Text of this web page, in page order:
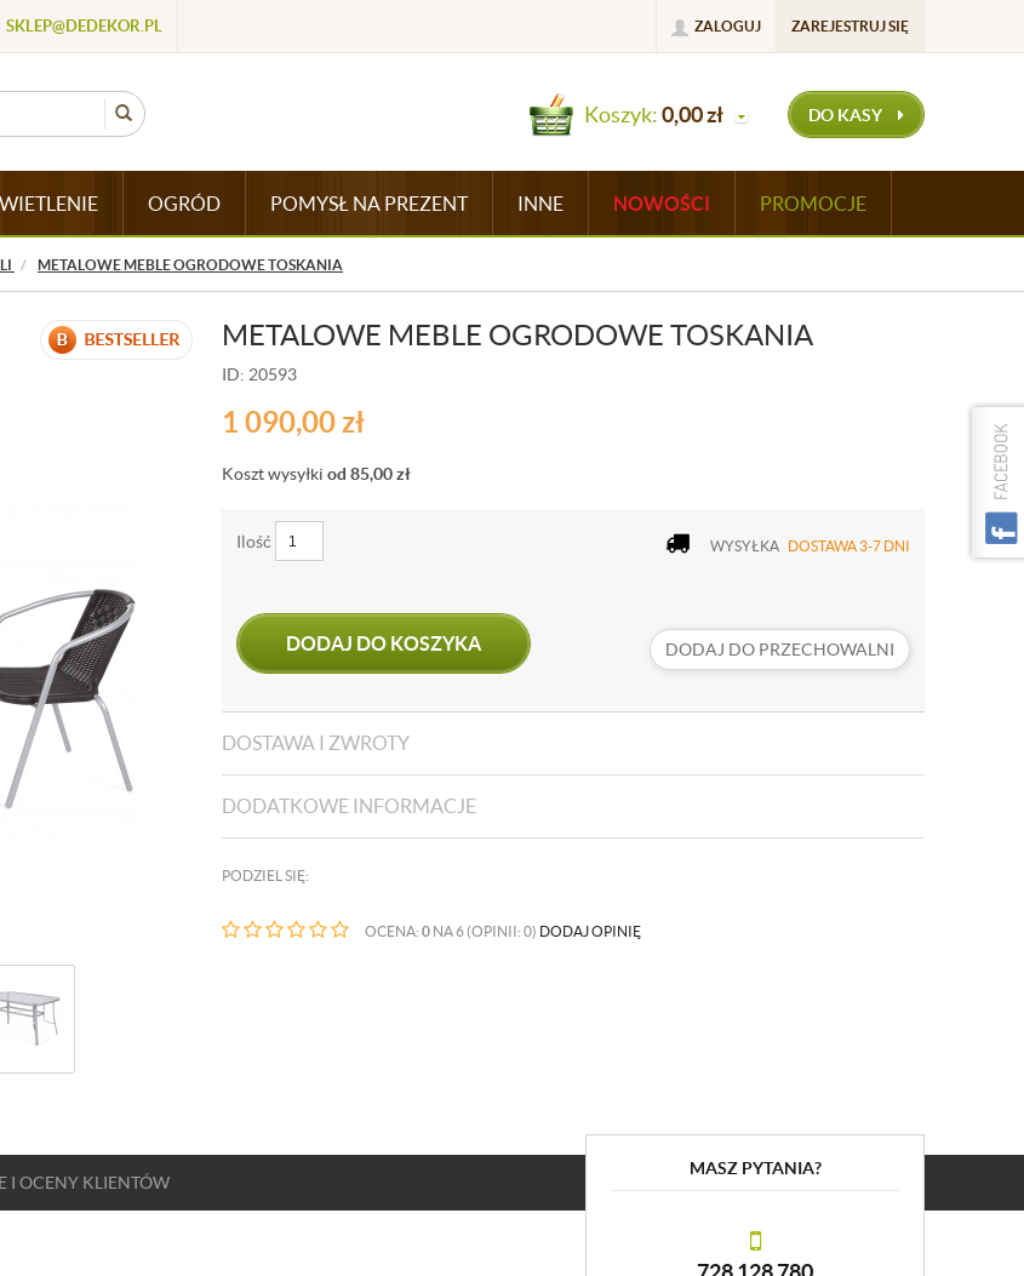
SKLEP@DEDEKOR.PL ZALOGUJ ZAREJESTRUJ SIĘ
Koszyk:0,00zł DO KASY
OGRÓD POMYSŁ NA PREZENT INNE NOWOŚCI PROMOCJE
METALOWE MEBLE OGRODOWE TOSKANIA
METALOWE MEBLE OGRODOWE TOSKANIA
ID: 20593
1 090,00zł
Koszt wysyłki od 85,00zł
Ilość WYSYŁKA DOSTAWA 3-7 DNI
DODAJ DO KOSZYKA DODAJ DO PRZECHOWALNI
DOSTAWA I ZWROTY
DODATKOWE INFORMACJE
PODZIEL SIĘ:
OCENA: 0 NA 6 (OPINII: 0) DODAJ OPINIĘ
I OCENY KLIENTÓW
MASZ PYTANIA?